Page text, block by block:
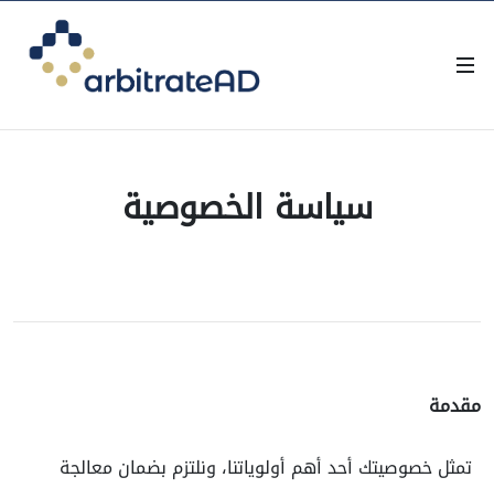
سياسة الخصوصية
مقدمة
تمثل خصوصيتك أحد أهم أولوياتنا، ونلتزم بضمان معالجة